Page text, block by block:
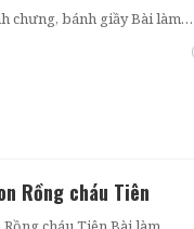
chưng, bánh giầy Bài làm…
Rồng cháu Tiên